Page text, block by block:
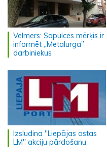
Velmers: Sapulces mērķis ir
informēt „Metalurga”
darbiniekus
Izsludina "Liepājas ostas
LM" akciju pārdošanu